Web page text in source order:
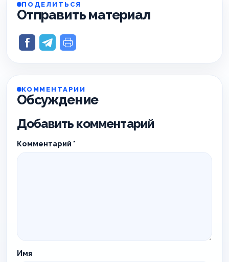
ПОДЕЛИТЬСЯ
Отправить материал
КОММЕНТАРИИ
Обсуждение
Добавить комментарий
Комментарий *
Имя